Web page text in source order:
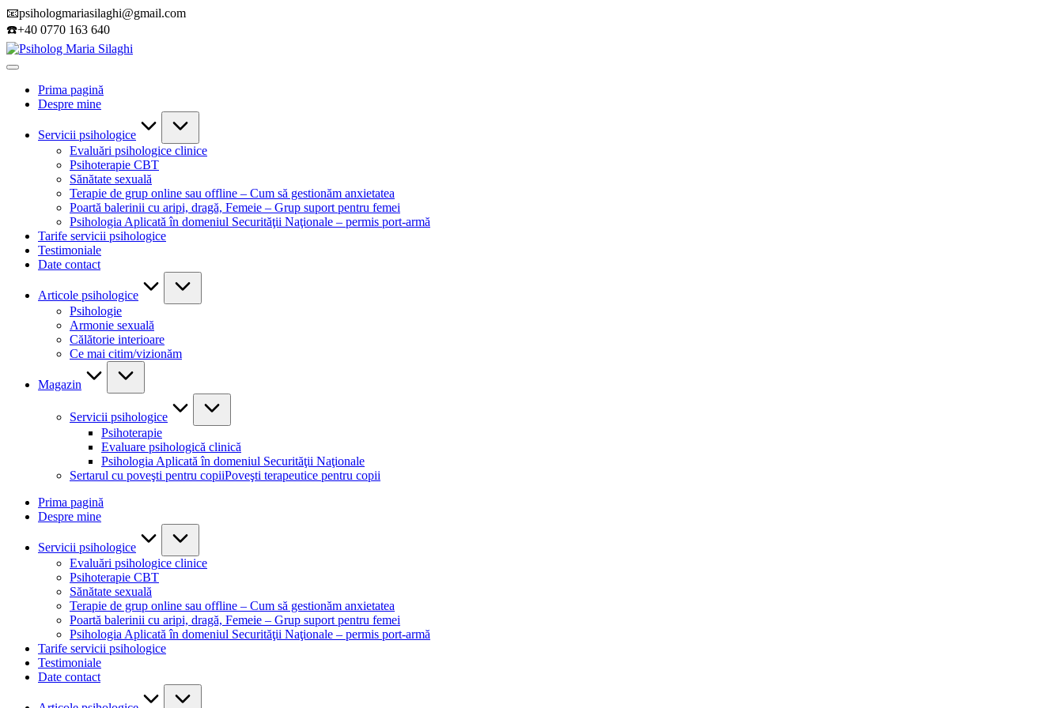
Skip
to
content
📧psihologmariasilaghi@gmail.com
☎️+40 0770 163 640
Atitudine
necondiţionată
sparge
Prima pagină
Despre mine
Servicii psihologice
Evaluări psihologice clinice
Psihoterapie CBT
Sănătate sexuală
Terapie de grup online sau offline – Cum să gestionăm anxietatea
Poartă balerinii cu aripi, dragă, Femeie – Grup suport pentru femei
Psihologia Aplicată în domeniul Securităţii Naţionale – permis port-armă
Tarife servicii psihologice
Testimoniale
Date contact
Articole psihologice
Psihologie
Armonie sexuală
Călătorie interioare
Ce mai citim/vizionăm
Magazin
Servicii psihologice
Psihoterapie
Evaluare psihologică clinică
Psihologia Aplicată în domeniul Securităţii Naţionale
Sertarul cu poveşti pentru copiiPoveşti terapeutice pentru copii
Prima pagină
Despre mine
Servicii psihologice
Evaluări psihologice clinice
Psihoterapie CBT
Sănătate sexuală
Terapie de grup online sau offline – Cum să gestionăm anxietatea
Poartă balerinii cu aripi, dragă, Femeie – Grup suport pentru femei
Psihologia Aplicată în domeniul Securităţii Naţionale – permis port-armă
Tarife servicii psihologice
Testimoniale
Date contact